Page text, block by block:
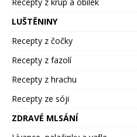
LUŠTĚNINY
Recepty z čočky
Recepty z fazolí
Recepty z hrachu
Recepty ze sóji
ZDRAVÉ MLSÁNÍ